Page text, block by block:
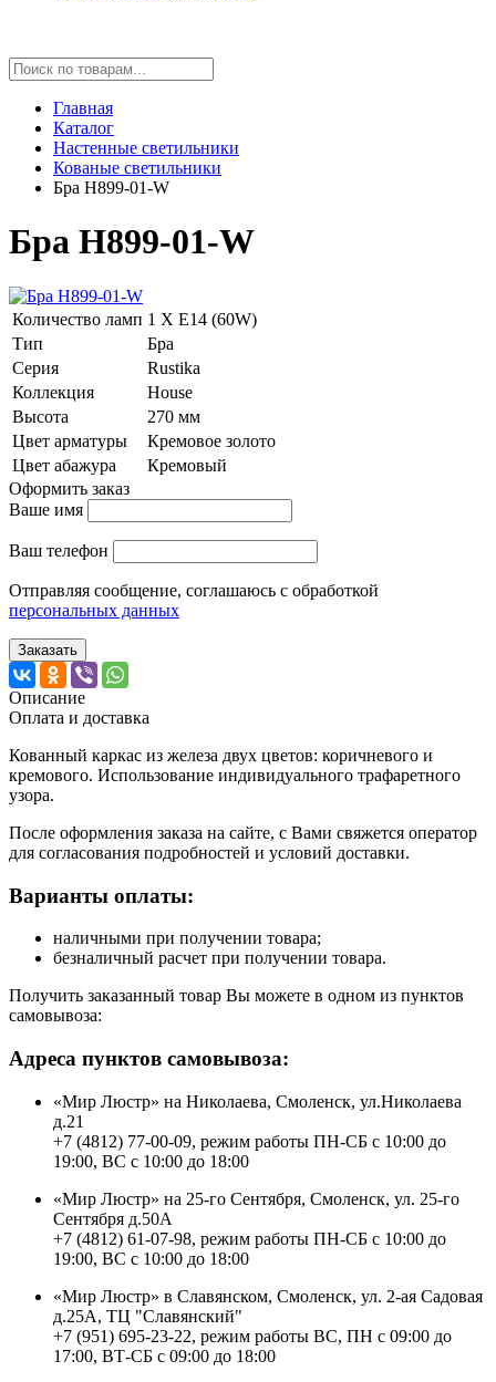
Главная
Каталог
Настенные светильники
Кованые светильники
Бра H899-01-W
Бра H899-01-W
Количество ламп 1 Х E14 (60W)
Тип
Бра
Серия
Rustika
Коллекция
House
Высота
270 мм
Цвет арматуры
Кремовое золото
Цвет абажура
Кремовый
Оформить заказ
Ваше имя
Ваш телефон
Отправляя сообщение, соглашаюсь с обработкой
персональных данных
Заказать
Описание
Оплата и доставка
Кованный каркас из железа двух цветов: коричневого и
кремового. Использование индивидуального трафаретного
узора.
После оформления заказа на сайте, с Вами свяжется оператор
для согласования подробностей и условий доставки.
Варианты оплаты:
наличными при получении товара;
безналичный расчет при получении товара.
Получить заказанный товар Вы можете в одном из пунктов
самовывоза:
Адреса пунктов самовывоза:
«Мир Люстр» на Николаева, Смоленск, ул.Николаева
д.21
+7 (4812) 77-00-09, режим работы ПН-СБ с 10:00 до
19:00, ВС с 10:00 до 18:00
«Мир Люстр» на 25-го Сентября, Смоленск, ул. 25-го
Сентября д.50А
+7 (4812) 61-07-98, режим работы ПН-СБ с 10:00 до
19:00, ВС с 10:00 до 18:00
«Мир Люстр» в Славянском, Смоленск, ул. 2-ая Садовая
д.25А, ТЦ "Славянский"
+7 (951) 695-23-22, режим работы ВС, ПН с 09:00 до
17:00, ВТ-СБ с 09:00 до 18:00